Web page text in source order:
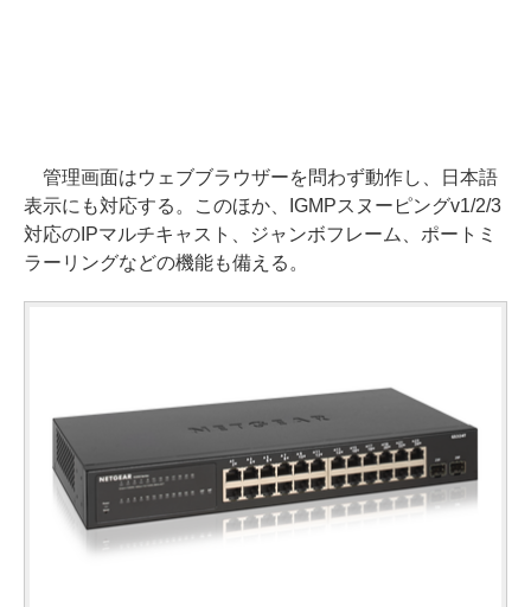
管理画面はウェブブラウザーを問わず動作し、日本語
表示にも対応する。このほか、IGMPスヌーピングv1/2/3
対応のIPマルチキャスト、ジャンボフレーム、ポートミ
ラーリングなどの機能も備える。